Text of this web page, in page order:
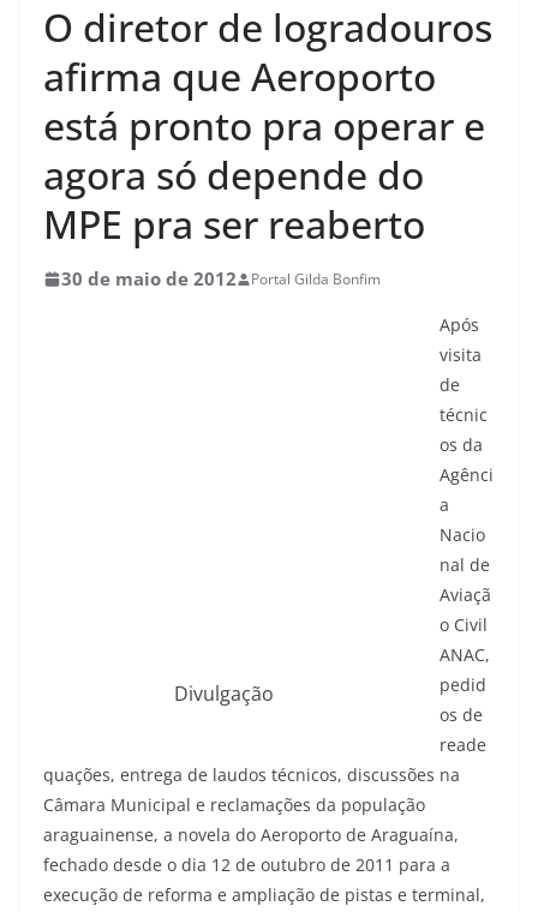
O diretor de logradouros
afirma que Aeroporto
está pronto pra operar e
agora só depende do
MPE pra ser reaberto
30 de maio de 2012 Portal Gilda Bonfim
Divulgação
Após
visita
de
técnic
os da
Agênci
a
Nacio
nal de
Aviaçã
o Civil
ANAC,
pedid
os de
reade
quações, entrega de laudos técnicos, discussões na
Câmara Municipal e reclamações da população
araguainense, a novela do Aeroporto de Araguaína,
fechado desde o dia 12 de outubro de 2011 para a
execução de reforma e ampliação de pistas e terminal,